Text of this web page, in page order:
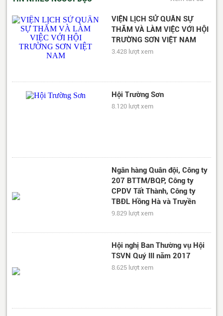
VIỆN LỊCH SỬ QUÂN SỰ
THĂM VÀ LÀM VIỆC VỚI HỘI
TRƯỜNG SƠN VIỆT NAM
3.428 lượt xem
Hội Trường Sơn
8.120 lượt xem
Ngân hàng Quân đội, Công ty
207 BTTM/BQP, Công ty
CPDV Tất Thành, Công ty
TBĐL Hồng Hà và Truyền
hình QPVN thăm Hội TSVN
9.829 lượt xem
Hội nghị Ban Thường vụ Hội
TSVN Quý III năm 2017
8.625 lượt xem